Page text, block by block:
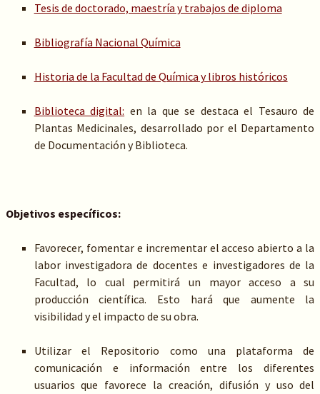
Tesis de doctorado, maestría y trabajos de diploma
Bibliografía Nacional Química
Historia de la Facultad de Química y libros históricos
Biblioteca digital: en la que se destaca el Tesauro de
Plantas Medicinales, desarrollado por el Departamento
de Documentación y Biblioteca.
Objetivos específicos:
Favorecer, fomentar e incrementar el acceso abierto a la
labor investigadora de docentes e investigadores de la
Facultad, lo cual permitirá un mayor acceso a su
producción científica. Esto hará que aumente la
visibilidad y el impacto de su obra.
Utilizar el Repositorio como una plataforma de
comunicación e información entre los diferentes
usuarios que favorece la creación, difusión y uso del